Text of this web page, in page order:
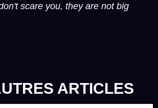
scare you, they are not big
ARTICLES